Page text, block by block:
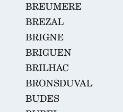
BREUMERE
BREZAL
BRIGNE
BRIGUEN
BRILHAC
BRONSDUVAL
BUDES